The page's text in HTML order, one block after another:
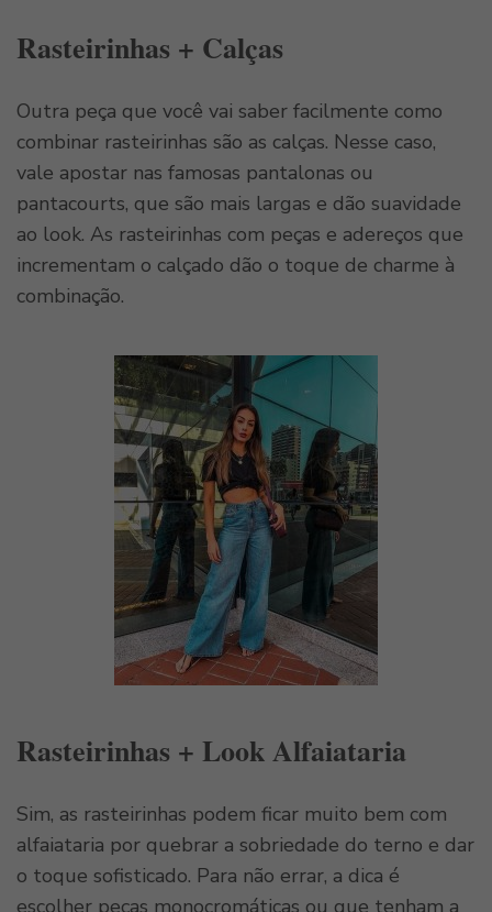
Rasteirinhas + Calças
Outra peça que você vai saber facilmente como
combinar rasteirinhas são as calças. Nesse caso,
vale apostar nas famosas pantalonas ou
pantacourts, que são mais largas e dão suavidade
ao look. As rasteirinhas com peças e adereços que
incrementam o calçado dão o toque de charme à
combinação.
Rasteirinhas + Look Alfaiataria
Sim, as rasteirinhas podem ficar muito bem com
alfaiataria por quebrar a sobriedade do terno e dar
o toque sofisticado. Para não errar, a dica é
escolher peças monocromáticas ou que tenham a